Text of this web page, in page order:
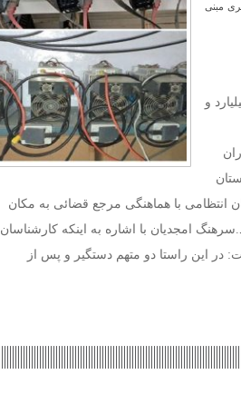
مبنی
لامرد از کشف ۹ دستگاه ماینر غیرمجاز به ارزش ۴ میلیارد و
انتظامی با هماهنگی مرجع قضائی به مکان
کشف کردند.سرهنگ امجدیان با اشاره به اینکه کارشناسان
برآورد کرده اند، گفت: در این راستا دو متهم دستگیر و پس از